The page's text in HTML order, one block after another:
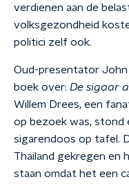
verdienen aan de
volksgezondheid
politici zelf ook.
Oud-presentator John
boek over: De sigaar
Willem Drees, een
op bezoek was, stond
sigarendoos op tafel.
Thailand gekregen en
staan omdat het een